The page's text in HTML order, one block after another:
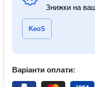
Знижки на
KeoS
Варіанти оплати: